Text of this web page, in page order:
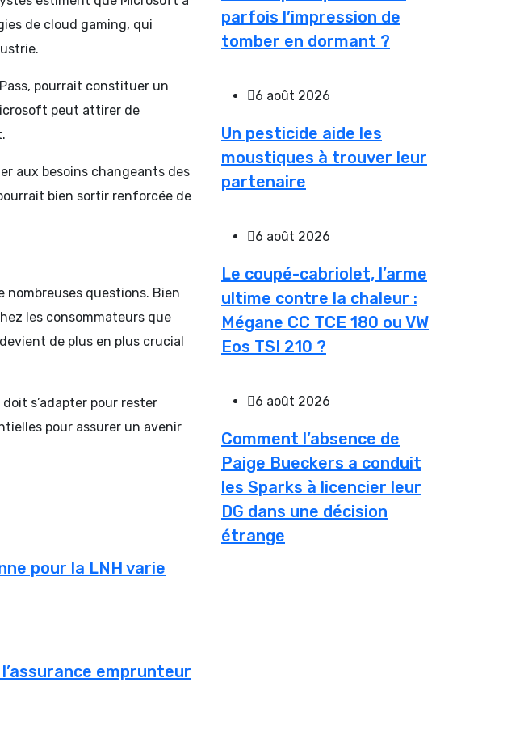
de cloud gaming, qui
pourrait constituer un
peut attirer de
aux besoins changeants des
bien sortir renforcée de
nombreuses questions. Bien
les consommateurs que
de plus en plus crucial
s’adapter pour rester
pour assurer un avenir
pour la LNH varie
emprunteur
parfois l’impression de
tomber en dormant ?
6 août 2026
Un pesticide aide les
moustiques à trouver leur
partenaire
6 août 2026
Le coupé-cabriolet, l’arme
ultime contre la chaleur :
Mégane CC TCE 180 ou VW
Eos TSI 210 ?
6 août 2026
Comment l’absence de
Paige Bueckers a conduit
les Sparks à licencier leur
DG dans une décision
étrange